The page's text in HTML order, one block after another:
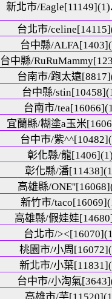
新北市/Eagle[11149](1)
台北市/
台中縣/
台中縣/
台南市/跑太遠
台中縣/
台南市/
宜蘭縣/糊塗a玉米
台中市/紫
彰化縣/龍
彰化縣/潘
高雄縣/
新竹市/
高雄縣/假娃娃
台北市/
桃園市/小周
新北市/小葉
台中市/小淘氣